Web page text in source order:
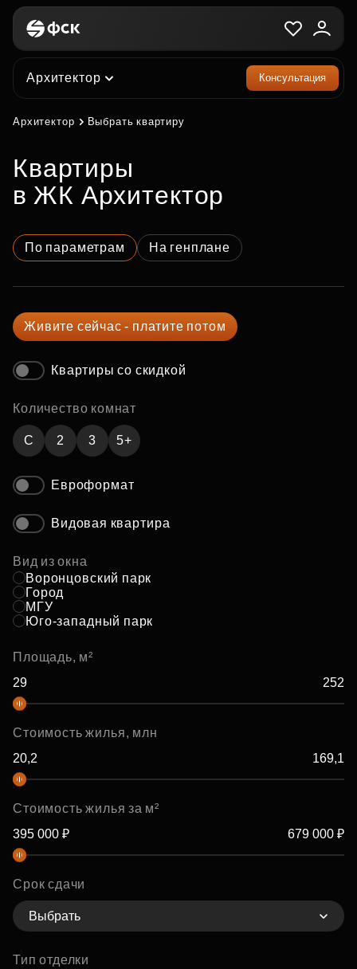
Архитектор Консультация
Архитектор Выбрать квартиру
квартиры
в ЖК Архитектор
По параметрам На генплане
Живите сейчас - платите потом
Квартиры со скидкой
Количество комнат
C 2 3 5+
Евроформат
Видовая квартира
Вид из окна
Воронцовский парк
Город
МГУ
Юго-западный парк
Площадь, м²
Стоимость жилья, млн
Стоимость жилья за м²
Срок сдачи
Выбрать
Тип отделки